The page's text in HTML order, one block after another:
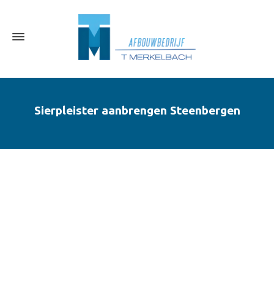
Sierpleister aanbrengen Steenbergen